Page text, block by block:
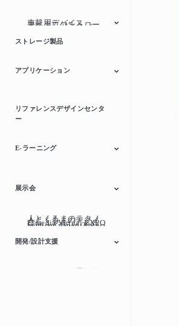
車載用デバイス
マイクロコントロー
ラー
モータードライバー
ッドステートリレー
パワーマネジメント
リニアーIC
ストレージ製品
アプリケーション
民生/個人用機器
リファレンスデザインセンタ
ー
E-ラーニング
マイクロコントロー
ラー
ディスクリート半導
展示会
人とくるまのテクノ
人とくるまのテクノ
ITmedia Virtual EXPO
Semicon Japan 2022
ITmedia Virtual EXPO
2021 秋
ITmedia Virtual EXPO
2021 春
ロジー展
Embedded
Technology
Smart Sensing
開発/設計支援
スイッチング電源回